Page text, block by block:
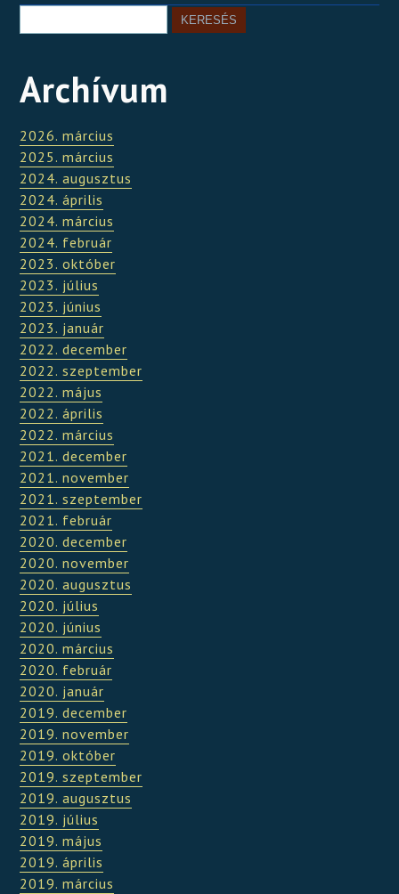
Archívum
2026. március
2025. március
2024. augusztus
2024. április
2024. március
2024. február
2023. október
2023. július
2023. június
2023. január
2022. december
2022. szeptember
2022. május
2022. április
2022. március
2021. december
2021. november
2021. szeptember
2021. február
2020. december
2020. november
2020. augusztus
2020. július
2020. június
2020. március
2020. február
2020. január
2019. december
2019. november
2019. október
2019. szeptember
2019. augusztus
2019. július
2019. május
2019. április
2019. március